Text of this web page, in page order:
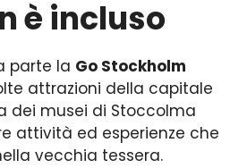
è incluso
parte la Go Stockholm
attrazioni della capitale
dei musei di Stoccolma
attività ed esperienze che
vecchia tessera.